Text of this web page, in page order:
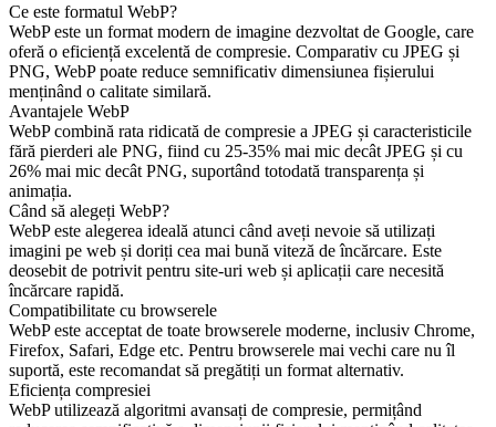
Ce este formatul WebP?
WebP este un format modern de imagine dezvoltat de Google, care
oferă o eficiență excelentă de compresie. Comparativ cu JPEG și
PNG, WebP poate reduce semnificativ dimensiunea fișierului
menținând o calitate similară.
Avantajele WebP
WebP combină rata ridicată de compresie a JPEG și caracteristicile
fără pierderi ale PNG, fiind cu 25-35% mai mic decât JPEG și cu
26% mai mic decât PNG, suportând totodată transparența și
animația.
Când să alegeți WebP?
WebP este alegerea ideală atunci când aveți nevoie să utilizați
imagini pe web și doriți cea mai bună viteză de încărcare. Este
deosebit de potrivit pentru site-uri web și aplicații care necesită
încărcare rapidă.
Compatibilitate cu browserele
WebP este acceptat de toate browserele moderne, inclusiv Chrome,
Firefox, Safari, Edge etc. Pentru browserele mai vechi care nu îl
suportă, este recomandat să pregătiți un format alternativ.
Eficiența compresiei
WebP utilizează algoritmi avansați de compresie, permițând